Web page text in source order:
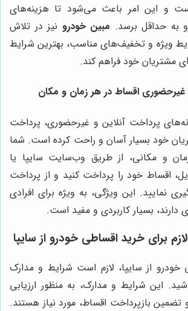
و این امر باعث می‌شود تا هزینه‌های
به حداقل برسد. مبین خودرو نیز در تلاش
ویژه و تخفیف‌های مناسب، بهترین شرایط
مشتریان خود فراهم کند.
اقساط در هر زمان و مکان
پرداخت آنلاین و غیرحضوری، پرداخت
خود بسیار آسان و راحت کرده است. شما
و مکانی، از طریق وب‌سایت سایپا یا
اقساط خود را پرداخت کنید و از پرداخت
نمایید. این ویژگی، به ویژه برای افرادی
دارند، بسیار کاربردی و مفید است.
برای خرید اقساطی خودرو از سایپا
خودرو از سایپا، لازم است شرایط و مدارک
این شرایط و مدارک، به منظور ارزیابی
تضمین بازپرداخت اقساط، مورد نیاز هستند.